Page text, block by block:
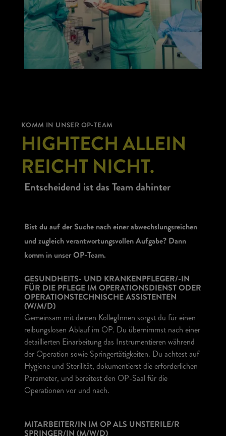
KOMM IN UNSER OP-TEAM
HIGHTECH ALLEIN
REICHT NICHT.
Entscheidend ist das Team dahinter
Bist du auf der Suche nach einer abwechslungsreichen
und zugleich verantwortungsvollen Aufgabe? Dann
komm in unser OP-Team.
GESUNDHEITS- UND KRANKENPFLEGER/-IN
FÜR DIE PFLEGE IM OPERATIONSDIENST ODER
OPERATIONSTECHNISCHE ASSISTENTEN
(W/M/D)
Gemeinsam mit deinen KollegInnen sorgst du für einen
reibungslosen Ablauf im OP. Du übernimmst nach einer
detaillierten Einarbeitung das Instrumentieren während
der Operation sowie Springertätigkeiten. Du achtest auf
Hygiene und Sterilität, dokumentierst die erforderlichen
Parameter, und bereitest den OP-Saal für die
Operationen vor und nach.
MITARBEITER/IN IM OP ALS UNSTERILE/R
SPRINGER/IN (M/W/D)